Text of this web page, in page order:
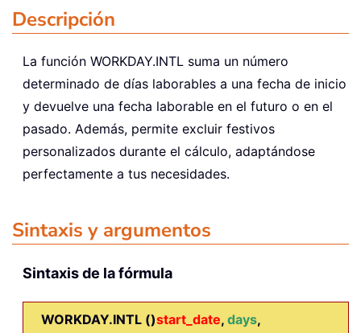
Descripción
La función WORKDAY.INTL suma un número
determinado de días laborables a una fecha de inicio
y devuelve una fecha laborable en el futuro o en el
pasado. Además, permite excluir festivos
personalizados durante el cálculo, adaptándose
perfectamente a tus necesidades.
Sintaxis y argumentos
Sintaxis de la fórmula
WORKDAY.INTL ()start_date, days,